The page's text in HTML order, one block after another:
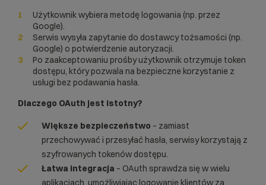
Użytkownik wybiera metodę logowania (np. przez
Google).
Serwis wysyła zapytanie do dostawcy tożsamości (np.
Google) o potwierdzenie autoryzacji.
Po zaakceptowaniu prośby użytkownik otrzymuje token
dostępu, który pozwala na bezpieczne korzystanie z
usługi bez podawania hasła.
Dlaczego OAuth jest istotny?
Większe bezpieczeństwo – zamiast
przechowywać i przesyłać hasła, serwisy korzystają z
szyfrowanych tokenów dostępu.
Łatwa integracja – OAuth sprawdza się w wielu
aplikacjach, umożliwiając logowanie klientów za